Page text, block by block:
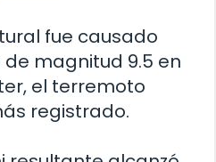
fue causado
magnitud 9.5 en
el terremoto
registrado.